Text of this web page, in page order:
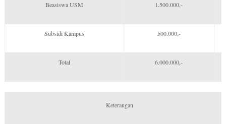
Beasiswa USM 1.500.000,-
Subsidi Kampus 500.000,-
Total 6.000.000,-
Keterangan